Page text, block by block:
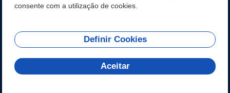
TURMINHA DO LAGO
REDES SOCIAIS
consente com a utilização de cookies.
Definir Cookies
Aceitar